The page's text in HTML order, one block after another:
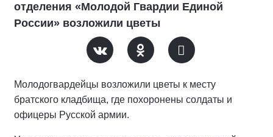
отделения «Молодой Гвардии Единой
России» возложили цветы
Молодогвардейцы возложили цветы к месту
братского кладбища, где похоронены солдаты и
офицеры Русской армии.